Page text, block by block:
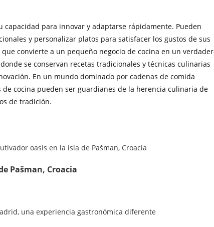
para innovar y adaptarse rápidamente. Pueden
y personalizar platos para satisfacer los gustos de sus
convierte a un pequeño negocio de cocina en un
se conservan recetas tradicionales y técnicas culinarias
En un mundo dominado por cadenas de comida
cocina pueden ser guardianes de la herencia culinaria de
de tradición.
Pašman, Croacia